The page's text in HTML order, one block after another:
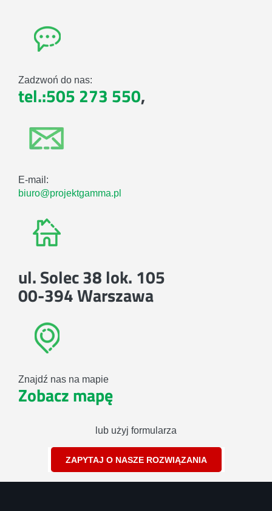
Zadzwoń do nas:
tel.:505 273 550,
E-mail:
biuro@projektgamma.pl
ul. Solec 38 lok. 105
00-394 Warszawa
Znajdź nas na mapie
Zobacz mapę
lub użyj formularza
ZAPYTAJ O NASZE ROZWIĄZANIA